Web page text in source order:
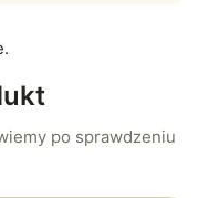
po sprawdzeniu